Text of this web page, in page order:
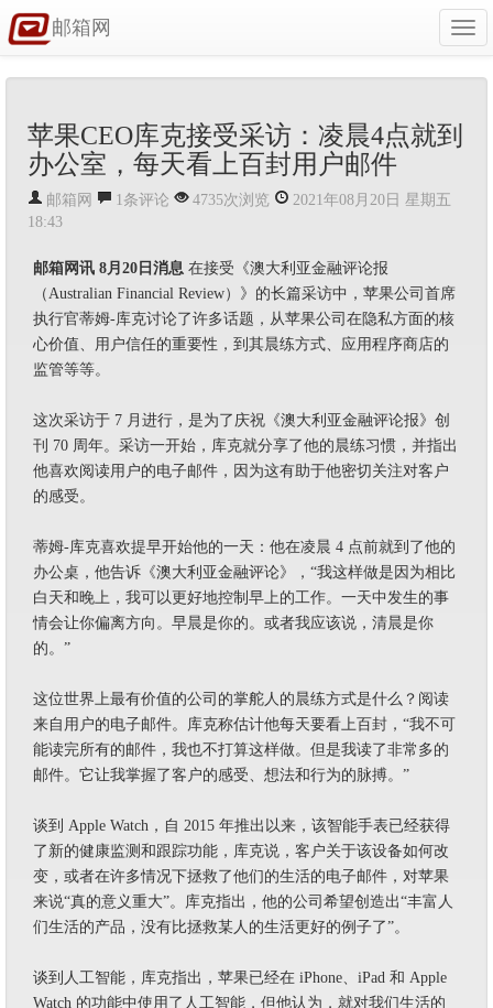
邮箱网
苹果CEO库克接受采访：凌晨4点就到
办公室，每天看上百封用户邮件
邮箱网 1条评论 4735次浏览
2021年08月20日 星期五
18:43
邮箱网讯 8月20日消息 在接受《澳大利亚金融评论报
（Australian Financial Review）》的长篇采访中，苹果公司首席
执行官蒂姆-库克讨论了许多话题，从苹果公司在隐私方面的核
心价值、用户信任的重要性，到其晨练方式、应用程序商店的
监管等等。
这次采访于 7 月进行，是为了庆祝《澳大利亚金融评论报》创
刊 70 周年。采访一开始，库克就分享了他的晨练习惯，并指出
他喜欢阅读用户的电子邮件，因为这有助于他密切关注对客户
的感受。
蒂姆-库克喜欢提早开始他的一天：他在凌晨 4 点前就到了他的
办公桌，他告诉《澳大利亚金融评论》，“我这样做是因为相比
白天和晚上，我可以更好地控制早上的工作。一天中发生的事
情会让你偏离方向。早晨是你的。或者我应该说，清晨是你
的。”
这位世界上最有价值的公司的掌舵人的晨练方式是什么？阅读
来自用户的电子邮件。库克称估计他每天要看上百封，“我不可
能读完所有的邮件，我也不打算这样做。但是我读了非常多的
邮件。它让我掌握了客户的感受、想法和行为的脉搏。”
谈到 Apple Watch，自 2015 年推出以来，该智能手表已经获得
了新的健康监测和跟踪功能，库克说，客户关于该设备如何改
变，或者在许多情况下拯救了他们的生活的电子邮件，对苹果
来说“真的意义重大”。库克指出，他的公司希望创造出“丰富人
们生活的产品，没有比拯救某人的生活更好的例子了”。
谈到人工智能，库克指出，苹果已经在 iPhone、iPad 和 Apple
Watch 的功能中使用了人工智能，但他认为，就对我们生活的